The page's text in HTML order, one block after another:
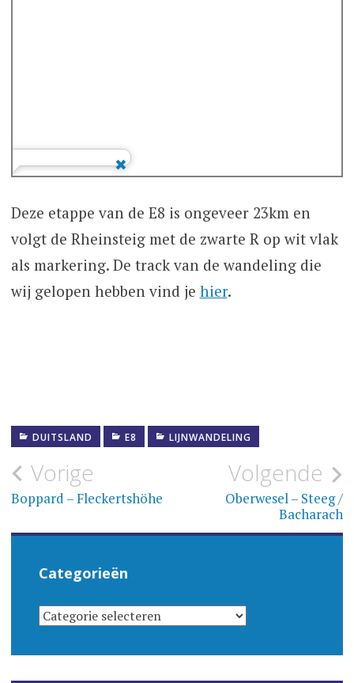
Deze etappe van de E8 is ongeveer 23km en
volgt de Rheinsteig met de zwarte R op wit vlak
als markering. De track van de wandeling die
wij gelopen hebben vind je hier.
DUITSLAND E8 LIJNWANDELING
Bericht
navigatie
Vorige
Boppard – Fleckertshöhe
Volgende
Oberwesel – Steeg /
Bacharach
Categorieën
CATEGORIEËN